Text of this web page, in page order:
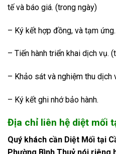
tế và báo giá. (trong ngày)
– Ký kết hợp đồng, và tạm
– Tiến hành triển khai dịch vụ.
– Khảo sát và nghiệm thu dịch
– Ký kết ghi nhớ bảo hành.
Địa chỉ liên hệ diệt mối
Quý khách cần Diệt Mối tại